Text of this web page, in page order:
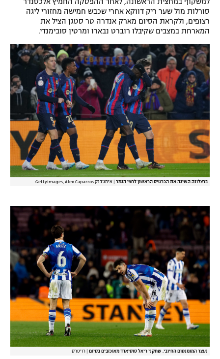
סורלות מול שער ריק דווקא אחרי שכבש חמישה מחזורי ליגה
רצופים, ולקראת הסיום מארק אנדרה טר סטגן הציל את
המארחת במצבים שקיבלו רוברט נבארו ומרטין סובימנדי.
ברצלונה השיגה את הכרטיס הראשון לחצי הגמר אימג'בנק GettyImages, Alex Caparros
נעצר המומנטום החיובי. שחקני ריאל סוסיאדד מאוכזבים בסיום רויטרס